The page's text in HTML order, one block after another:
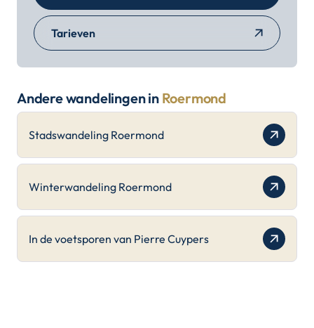
Tarieven
Andere wandelingen in Roermond
Stadswandeling Roermond
Winterwandeling Roermond
In de voetsporen van Pierre Cuypers